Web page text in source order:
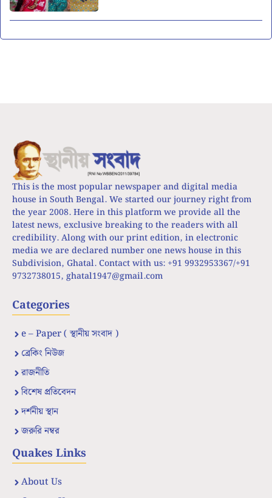
This is the most popular newspaper and digital media
house in South Bengal. We started our journey right from
the year 2008. Here in this platform we provide all the
latest news, exclusive breaking to the readers with all
credibility. Along with our print edition, in electronic
media we are declared number one news house in this
Subdivision, Ghatal. Contact with us: +91 9932953367/+91
9732738015, ghatal1947@gmail.com
Categories
e – Paper ( স্থানীয় সংবাদ )
ব্রেকিং নিউজ
রাজনীতি
বিশেষ প্রতিবেদন
দর্শনীয় স্থান
জরুরি নম্বর
Quakes Links
About Us